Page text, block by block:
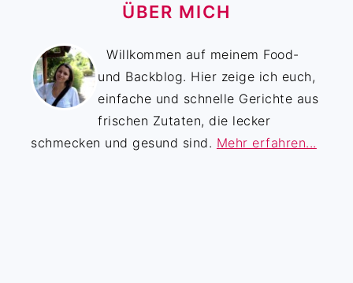
ÜBER MICH
Willkommen auf meinem Food-
und Backblog. Hier zeige ich euch,
einfache und schnelle Gerichte aus
frischen Zutaten, die lecker
schmecken und gesund sind. Mehr erfahren...